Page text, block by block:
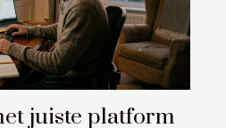
juiste platform